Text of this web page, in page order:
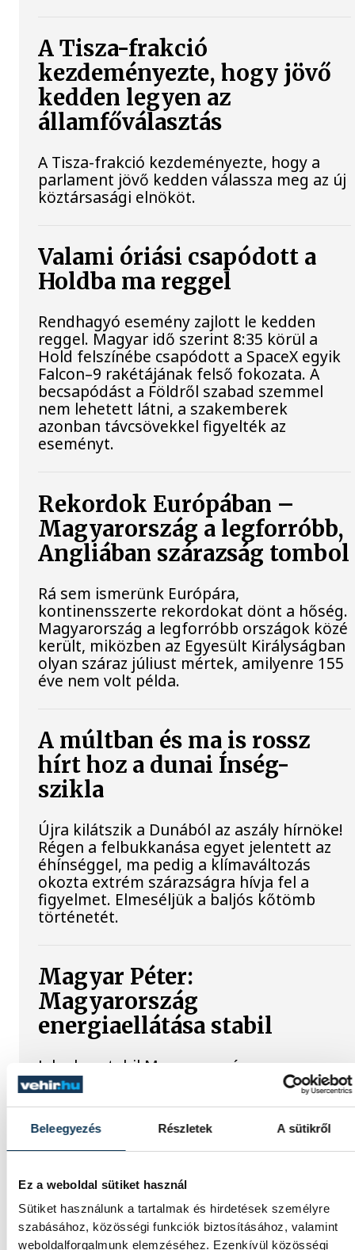
Beleegyezés Részletek A sütikről
Ez a weboldal sütiket használ
Sütiket használunk a tartalmak és hirdetések személyre
szabásához, közösségi funkciók biztosításához, valamint
weboldalforgalmunk elemzéséhez. Ezenkívül közösségi
A Tisza-frakció
kezdeményezte, hogy jövő
kedden legyen az
államfőválasztás
A Tisza-frakció kezdeményezte, hogy a
parlament jövő kedden válassza meg az új
köztársasági elnököt.
Valami óriási csapódott a
Holdba ma reggel
Rendhagyó esemény zajlott le kedden
reggel. Magyar idő szerint 8:35 körül a
Hold felszínébe csapódott a SpaceX egyik
Falcon–9 rakétájának felső fokozata. A
becsapódást a Földről szabad szemmel
nem lehetett látni, a szakemberek
azonban távcsövekkel figyelték az
eseményt.
Rekordok Európában –
Magyarország a legforróbb,
Angliában szárazság tombol
Rá sem ismerünk Európára,
kontinensszerte rekordokat dönt a hőség.
Magyarország a legforróbb országok közé
került, miközben az Egyesült Királyságban
olyan száraz júliust mértek, amilyenre 155
éve nem volt példa.
A múltban és ma is rossz
hírt hoz a dunai Ínség-
szikla
Újra kilátszik a Dunából az aszály hírnöke!
Régen a felbukkanása egyet jelentett az
éhínséggel, ma pedig a klímaváltozás
okozta extrém szárazságra hívja fel a
figyelmet. Elmeséljük a baljós kőtömb
történetét.
Magyar Péter:
Magyarország
energiaellátása stabil
Jelenleg stabil Magyarország
energiaellátása, a paksi erőmű
munkatársai azon dolgoznak, hogy az
utolsó még termelő turbina hibamentesen
működjön - közölte a miniszterelnök a
paksi erőműnél tett keddi látogatása
Játék közben fedezik fel a